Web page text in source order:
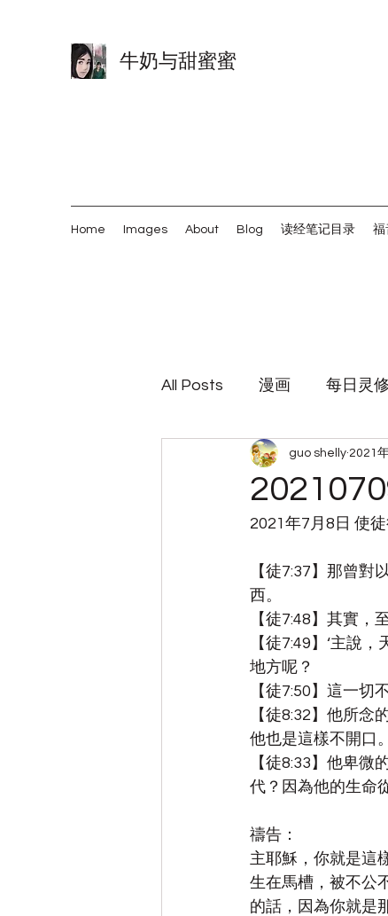
牛奶与甜蜜蜜
Home Images About Blog 读经笔记目录 福
All Posts 漫画 每日灵修
周六查经小组笔记 带
guo shelly 2021
2021年7月8日 使
【徒7:37】那曾對
西。
【徒7:48】其實，
【徒7:49】‘主說
地方呢？
【徒7:50】這一切
【徒8:32】他所念
他也是這樣不開口。
【徒8:33】他卑微
代？因為他的生命
禱告：
主耶穌，你就是這
生在馬槽，被不公
的話，因為你就是